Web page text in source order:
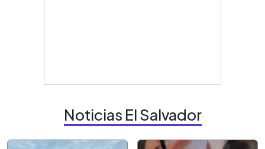
Noticias El Salvador